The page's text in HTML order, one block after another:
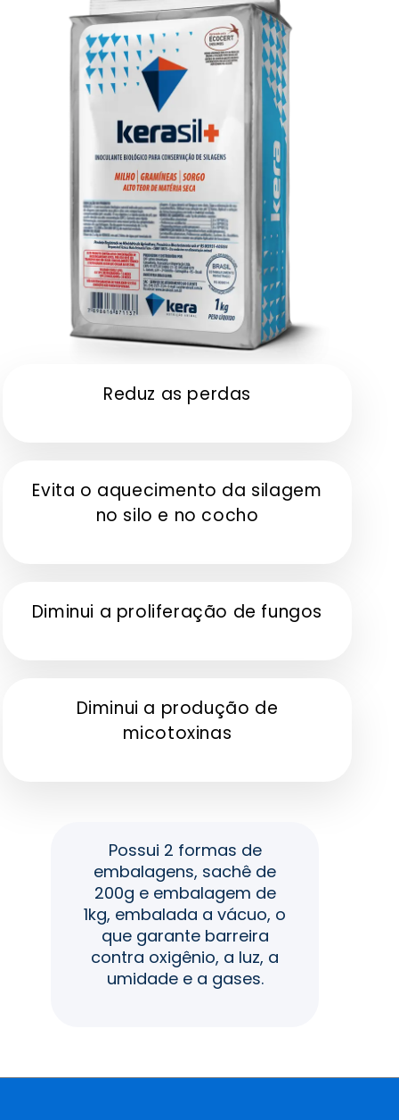
Reduz as perdas
Evita o aquecimento da silagem
no silo e no cocho
Diminui a proliferação de fungos
Diminui a produção de
micotoxinas
Possui 2 formas de
embalagens, sachê de
200g e embalagem de
1kg, embalada a vácuo, o
que garante barreira
contra oxigênio, a luz, a
umidade e a gases.